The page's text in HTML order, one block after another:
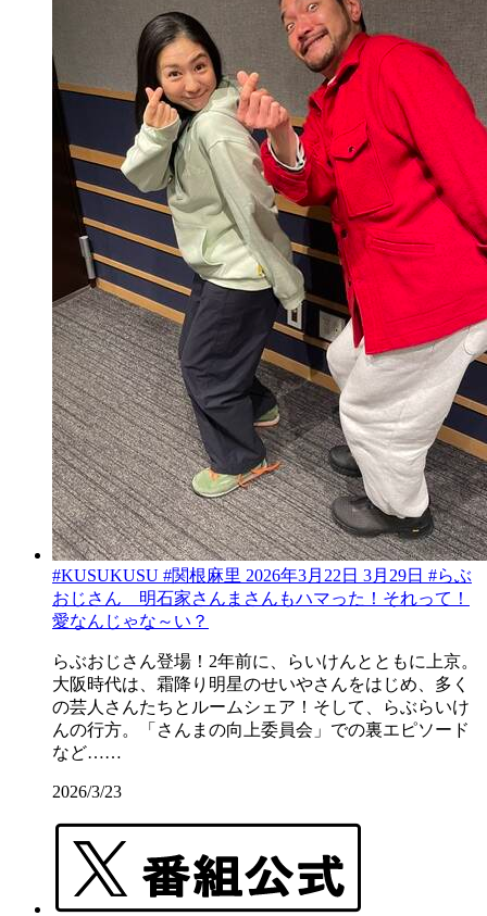
#KUSUKUSU #関根麻里 2026年3月22日 3月29日 #らぶ
おじさん 明石家さんまさんもハマった！それって！
愛なんじゃな～い？
らぶおじさん登場！2年前に、らいけんとともに上京。
大阪時代は、霜降り明星のせいやさんをはじめ、多く
の芸人さんたちとルームシェア！そして、らぶらいけ
んの行方。「さんまの向上委員会」での裏エピソード
など……
2026/3/23